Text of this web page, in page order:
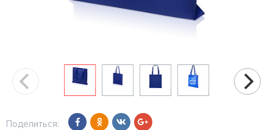
Поделиться: